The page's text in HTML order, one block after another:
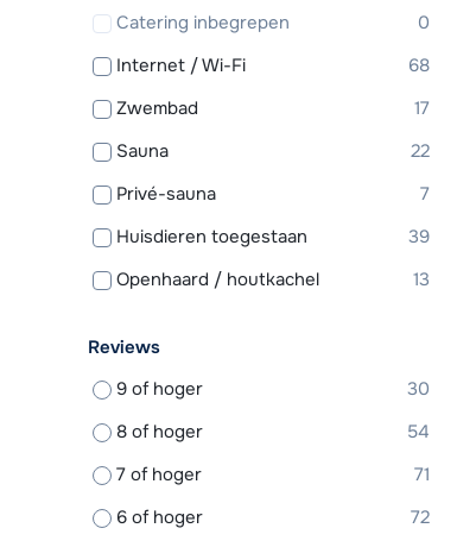
Catering inbegrepen
0
Internet / Wi-Fi
68
Zwembad
17
Sauna
22
Privé-sauna
7
Huisdieren toegestaan
39
Openhaard / houtkachel
13
Reviews
9 of hoger
30
8 of hoger
54
7 of hoger
71
6 of hoger
72